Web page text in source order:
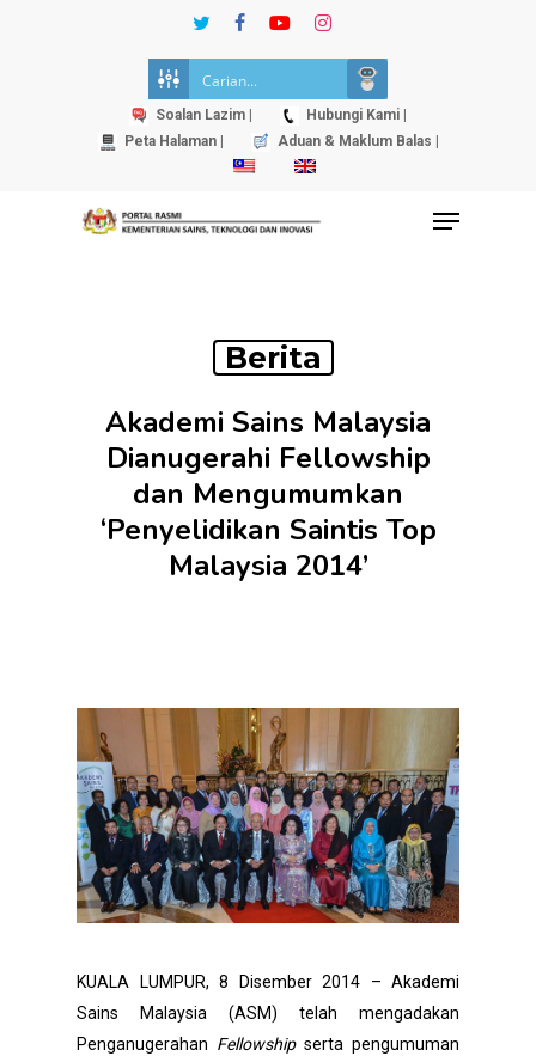
twitterfacebookyoutubeinstagram
Soalan Lazim |
Hubungi Kami |
Peta Halaman |
Aduan & Maklum Balas |
Menu
Berita
Akademi Sains Malaysia
Dianugerahi Fellowship
dan Mengumumkan
‘Penyelidikan Saintis Top
Malaysia 2014’
KUALA LUMPUR, 8 Disember 2014 – Akademi
Sains Malaysia (ASM) telah mengadakan
Penganugerahan Fellowshipserta pengumuman